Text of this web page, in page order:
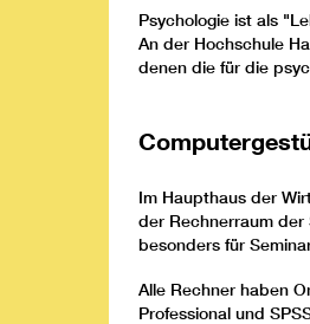
Psychologie ist als
An der Hochschule
denen die für die
Im Haupthaus der
der Rechnerraum
besonders für
Alle Rechner haben
Professional und